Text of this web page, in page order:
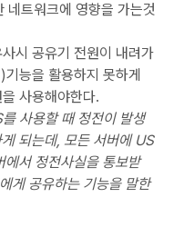
네트워크에 영향을 가는것
시 공유기 전원이 내려가
능을 활용하지 못하게
사용해야한다.
사용할 때 정전이 발생
되는데, 모든 서버에 US
서 정전사실을 통보받
게 공유하는 기능을 말한